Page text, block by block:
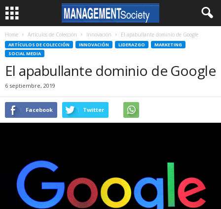
Home Artículos de Colección Innovación El apabullante dominio de Google
ARTÍCULOS DE COLECCIÓN INNOVACIÓN LIDERAZGO
MARKETING
SOCIAL MEDIA
El apabullante dominio de Google
6 septiembre, 2019
Facebook Twitter